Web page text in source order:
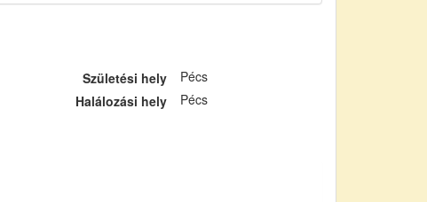
Születési hely
Pécs
Halálozási hely
Pécs